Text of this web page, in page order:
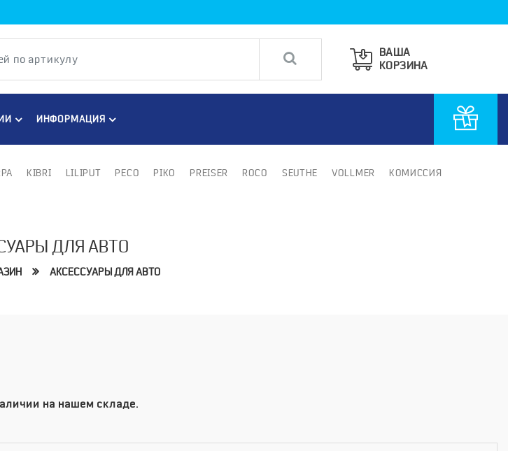
ВАША
КОРЗИНА
ИНФОРМАЦИЯ
KIBRI LILIPUT PECO PIKO PREISER ROCO SEUTHE VOLLMER КОМИССИЯ
ДЛЯ АВТО
АКСЕССУАРЫ ДЛЯ АВТО
на нашем складе.